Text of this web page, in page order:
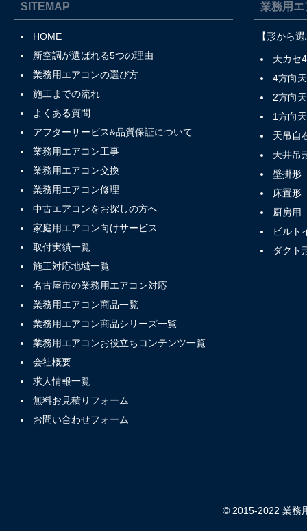
SITEMAP
HOME
新空調が選ばれる5つの理由
業務用エアコンの選び方
施工までの流れ
よくある質問
アフターサービス&品質保証について
業務用エアコン工事
業務用エアコン交換
業務用エアコン修理
中古エアコンをお探しの方へ
家庭用エアコン向けサービス
取付実績一覧
施工対応地域一覧
名古屋市の業務用エアコン対応
業務用エアコン商品一覧
業務用エアコン商品シリーズ一覧
業務用エアコンお役立ちコンテンツ一覧
会社概要
求人情報一覧
無料お見積りフォーム
お問い合わせフォーム
業務用エ
【形から
天カセ
4方向
2方向
1方向
天吊自
天井吊
壁掛形
床置形
厨房用
ビルト
ダクト
© 2015-2022 業務